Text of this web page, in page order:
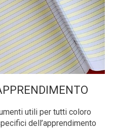
utili per tutti coloro
dell’apprendimento